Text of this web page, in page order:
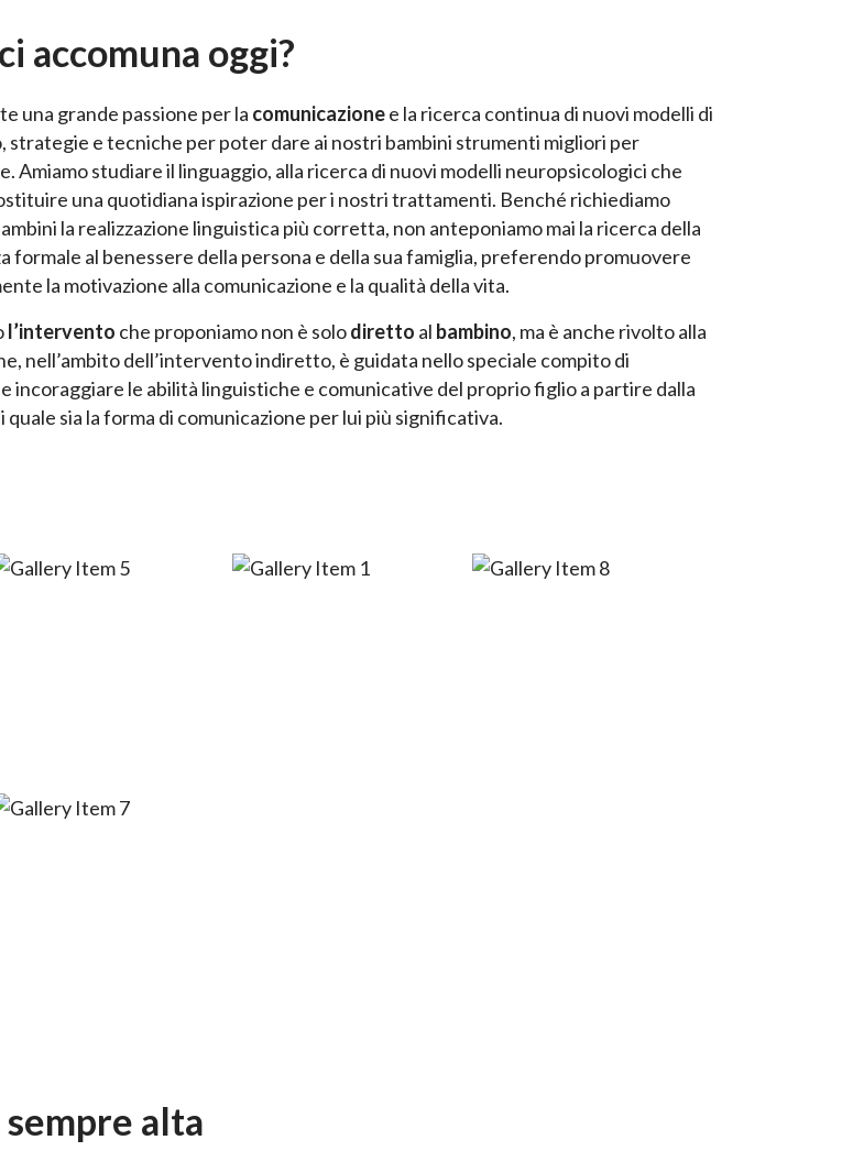
accomuna oggi?
una grande passione per la comunicazionee la ricerca continua di nuovi modelli di
strategie e tecniche per poter dare ai nostri bambini strumenti migliori per
Amiamo studiare il linguaggio, alla ricerca di nuovi modelli neuropsicologici che
una quotidiana ispirazione per i nostri trattamenti. Benché richiediamo
la realizzazione linguistica più corretta, non anteponiamo mai la ricerca della
formale al benessere della persona e della sua famiglia, preferendo promuovere
la motivazione alla comunicazione e la qualità della vita.
l’intervento che proponiamo non è solodiretto al bambino, ma è anche rivolto alla
nell’ambito dell’intervento indiretto, è guidata nello speciale compito di
incoraggiare le abilità linguistiche e comunicative del proprio figlio a partire dalla
quale sia la forma di comunicazione per lui più significativa.
alta